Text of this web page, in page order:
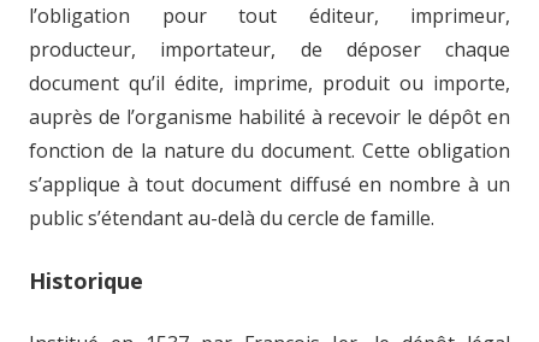
l’obligation pour tout éditeur, imprimeur,
producteur, importateur, de déposer chaque
document qu’il édite, imprime, produit ou importe,
auprès de l’organisme habilité à recevoir le dépôt en
fonction de la nature du document. Cette obligation
s’applique à tout document diffusé en nombre à un
public s’étendant au-delà du cercle de famille.
Historique